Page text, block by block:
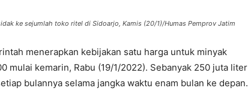
ke sejumlah toko ritel di Sidoarjo, Kamis (20/1)/Humas Pemprov Jatim
menerapkan kebijakan satu harga untuk minyak
mulai kemarin, Rabu (19/1/2022). Sebanyak 250 juta liter
bulannya selama jangka waktu enam bulan ke depan.